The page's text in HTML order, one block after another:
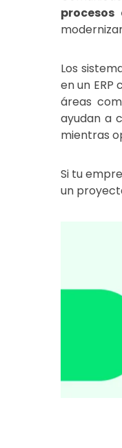
Los
en un
áreas
ayudan a
mientras
Si tu
un